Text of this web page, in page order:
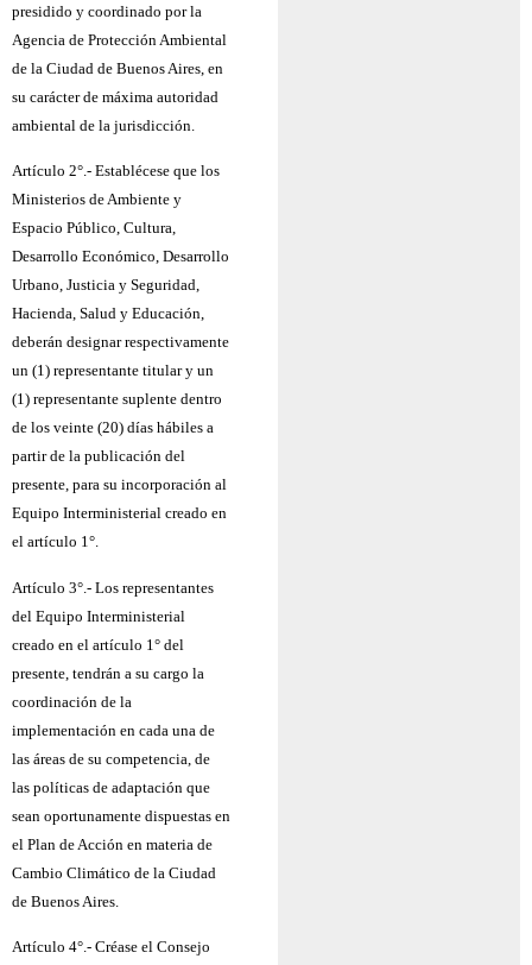
presidido y coordinado por la
Agencia de Protección Ambiental
de la Ciudad de Buenos Aires, en
su carácter de máxima autoridad
ambiental de la jurisdicción.
Artículo 2°.- Establécese que los
Ministerios de Ambiente y
Espacio Público, Cultura,
Desarrollo Económico, Desarrollo
Urbano, Justicia y Seguridad,
Hacienda, Salud y Educación,
deberán designar respectivamente
un (1) representante titular y un
(1) representante suplente dentro
de los veinte (20) días hábiles a
partir de la publicación del
presente, para su incorporación al
Equipo Interministerial creado en
el artículo 1°.
Artículo 3°.- Los representantes
del Equipo Interministerial
creado en el artículo 1° del
presente, tendrán a su cargo la
coordinación de la
implementación en cada una de
las áreas de su competencia, de
las políticas de adaptación que
sean oportunamente dispuestas en
el Plan de Acción en materia de
Cambio Climático de la Ciudad
de Buenos Aires.
Artículo 4°.- Créase el Consejo